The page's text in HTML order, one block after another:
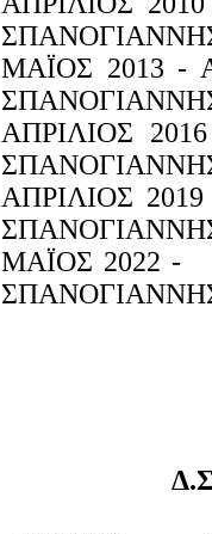
ΜΑΪΟΣ
ΑΠΡΙΛΙΟΣ
ΑΠΡΙΛΙΟΣ
ΜΑΪΟΣ
Δ.Σ.